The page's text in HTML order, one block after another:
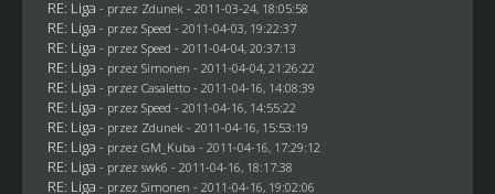
RE: Liga - przez Zdunek - 2011-03-24, 18:05:58
RE: Liga - przez Speed - 2011-04-03, 19:22:37
RE: Liga - przez Speed - 2011-04-04, 20:37:13
RE: Liga - przez Simonen - 2011-04-04, 21:26:22
RE: Liga - przez Casaletto- 2011-04-16, 14:08:39
RE: Liga - przez Speed - 2011-04-16, 14:55:22
RE: Liga - przez Zdunek - 2011-04-16, 15:53:19
RE: Liga - przez GM_Kuba - 2011-04-16, 17:29:12
RE: Liga - przez swk6 - 2011-04-16, 18:17:38
RE: Liga - przez Simonen - 2011-04-16, 19:02:06